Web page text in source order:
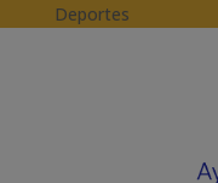
Skip to content
Deportes